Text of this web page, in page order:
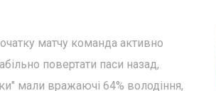
матчу команда активно
повертати паси назад,
мали вражаючі 64% володіння,